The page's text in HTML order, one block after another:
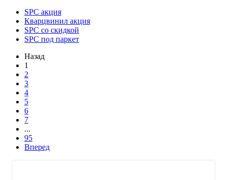
SPC акция
Кварцвинил акция
SPC со скидкой
SPC под паркет
Назад
1
2
3
4
5
6
7
...
95
Вперед